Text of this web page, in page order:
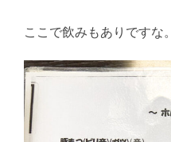
ここで飲みもありですな。